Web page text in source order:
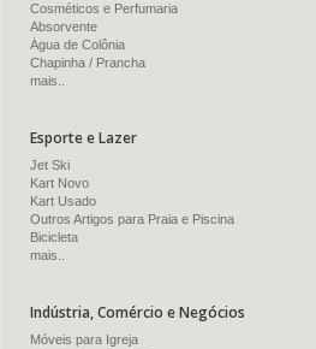
Cosméticos e Perfumaria
Absorvente
Água de Colônia
Chapinha / Prancha
mais..
Esporte e Lazer
Jet Ski
Kart Novo
Kart Usado
Outros Artigos para Praia e Piscina
Bicicleta
mais..
Indústria, Comércio e Negócios
Móveis para Igreja